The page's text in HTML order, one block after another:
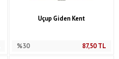
Uçup Giden Kent
%30 87,50TL